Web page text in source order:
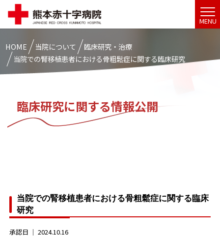
MENU
HOME 当院について
臨床研究・治療
当院での腎移植患者における骨粗鬆症に関する臨床研究
臨床研究に関する情報公開
当院での腎移植患者における骨粗鬆症に関する臨床
研究
承認日 ｜2024.10.16